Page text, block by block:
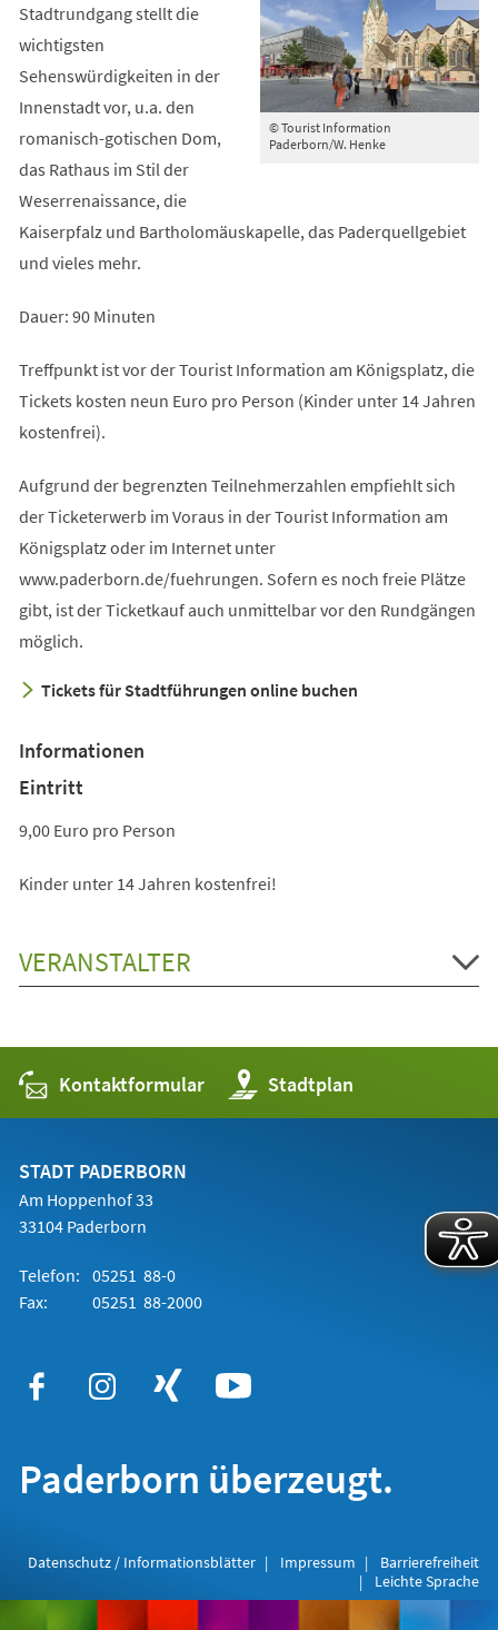
© Tourist Information
Paderborn/W. Henke
Stadtrundgang stellt die
wichtigsten
Sehenswürdigkeiten in der
Innenstadt vor, u.a. den
romanisch-gotischen Dom,
das Rathaus im Stil der
Weserrenaissance, die
Kaiserpfalz und Bartholomäuskapelle, das Paderquellgebiet
und vieles mehr.
Dauer: 90 Minuten
Treffpunkt ist vor der Tourist Information am Königsplatz, die
Tickets kosten neun Euro pro Person (Kinder unter 14 Jahren
kostenfrei).
Aufgrund der begrenzten Teilnehmerzahlen empfiehlt sich
der Ticketerwerb im Voraus in der Tourist Information am
Königsplatz oder im Internet unter
www.paderborn.de/fuehrungen. Sofern es noch freie Plätze
gibt, ist der Ticketkauf auch unmittelbar vor den Rundgängen
möglich.
Tickets für Stadtführungen online buchen
Informationen
Eintritt
9,00 Euro pro Person
Kinder unter 14 Jahren kostenfrei!
VERANSTALTER
Kontaktformular Stadtplan
(Öffnet
in
einem
STADT PADERBORN
Am Hoppenhof 33
33104 Paderborn
Telefon: 05251 88-0
Fax:
05251 88-2000
Paderborn überzeugt.
Datenschutz / Informationsblätter Impressum
Barrierefreiheit
Leichte Sprache